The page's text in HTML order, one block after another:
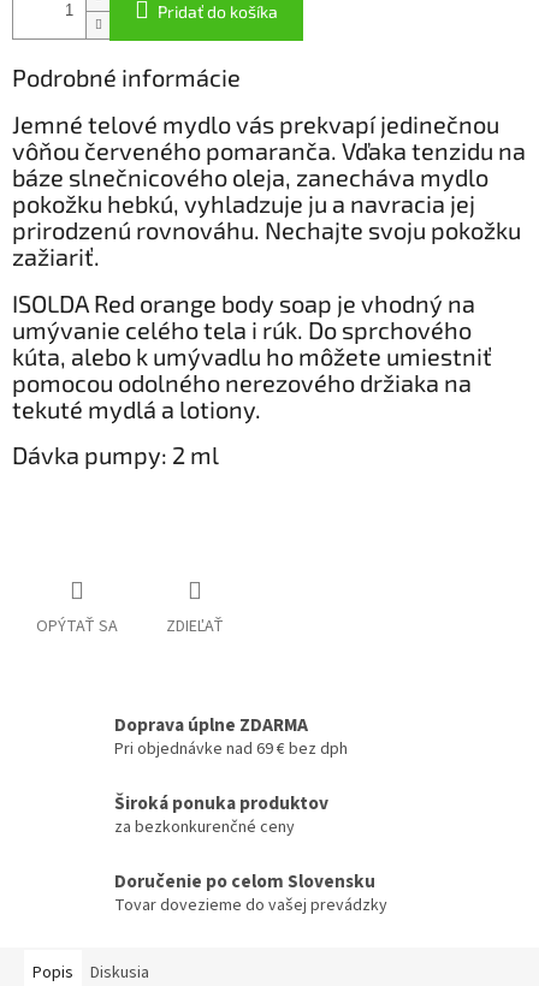
Pridať do košíka
Podrobné informácie
​Jemné telové mydlo vás prekvapí jedinečnou
vôňou červeného pomaranča. Vďaka tenzidu na
báze slnečnicového oleja, zanecháva mydlo
pokožku hebkú, vyhladzuje ju a navracia jej
prirodzenú rovnováhu. Nechajte svoju pokožku
zažiariť.
ISOLDA Red orange body soap je vhodný na
umývanie celého tela i rúk. Do sprchového
kúta, alebo k umývadlu ho môžete umiestniť
pomocou odolného nerezového držiaka na
tekuté mydlá a lotiony.​​
Dávka pumpy: 2 ml​​
OPÝTAŤ SA ZDIEĽAŤ
Doprava úplne ZDARMA
Pri objednávke nad 69 € bez dph
Široká ponuka produktov
za bezkonkurenčné ceny
Doručenie po celom Slovensku
Tovar dovezieme do vašej prevádzky
Popis Diskusia